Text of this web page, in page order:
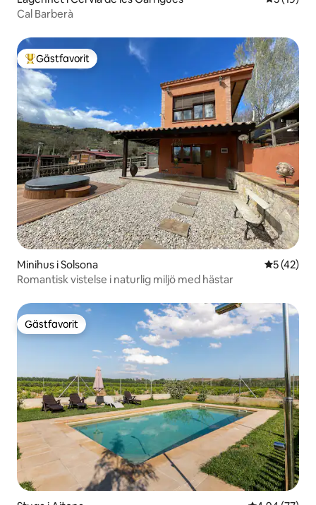
Cal Barberà
Populär gästfavorit
Gästfavorit
Minihus i Solsona 5 av 5 i
5 (42)
Romantisk vistelse i naturlig miljö med hästar
Gästfavorit
Gästfavorit